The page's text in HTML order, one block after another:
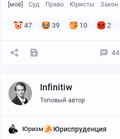
[моё] Суд Право Юристы Закон
47 39 10 2
44
Infinitiw
Топовый автор
Юризм Юриспруденция